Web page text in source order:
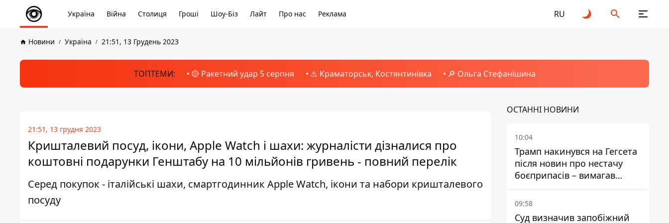
Україна Війна Столиця Гроші Шоу-Біз Лайт Про нас Реклама RU
Новини Україна 21:51, 13 Грудень 2023
ТОПТЕМИ: 🔴 Ракетний удар 5 серпня ⚠️ Краматорськ, Костянтинівка 🔎 Ольга Стефанішина
21:51, 13 грудня 2023
Кришталевий посуд, ікони, Apple Watch і шахи: журналісти дізналися про
коштовні подарунки Генштабу на 10 мільйонів гривень - повний перелік
Серед покупок - італійські шахи, смартгодинник Apple Watch, ікони та набори кришталевого
посуду
ОСТАННІ НОВИНИ
10:04
Трамп накинувся на Гегсета
після новин про нестачу
боєприпасів – вимагав
пояснень
09:58
Суд визначив запобіжний